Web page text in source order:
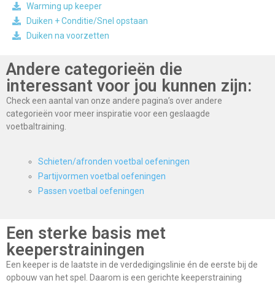
Warming up keeper
Duiken + Conditie/Snel opstaan
Duiken na voorzetten
Andere categorieën die
interessant voor jou kunnen zijn:
Check een aantal van onze andere pagina’s over andere
categorieën voor meer inspiratie voor een geslaagde
voetbaltraining.
Schieten/afronden voetbal oefeningen
Partijvormen voetbal oefeningen
Passen voetbal oefeningen
Een sterke basis met
keeperstrainingen
Een keeper is de laatste in de verdedigingslinie én de eerste bij de
opbouw van het spel. Daarom is een gerichte keeperstraining